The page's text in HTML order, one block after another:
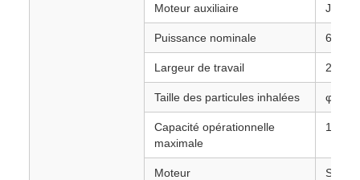
Moteur auxiliaire JMC
Puissance nominale 64KW
Largeur de travail 2,8 m
Taille des particules inhalées
Capacité opérationnelle
maximale
Moteur Sanyo